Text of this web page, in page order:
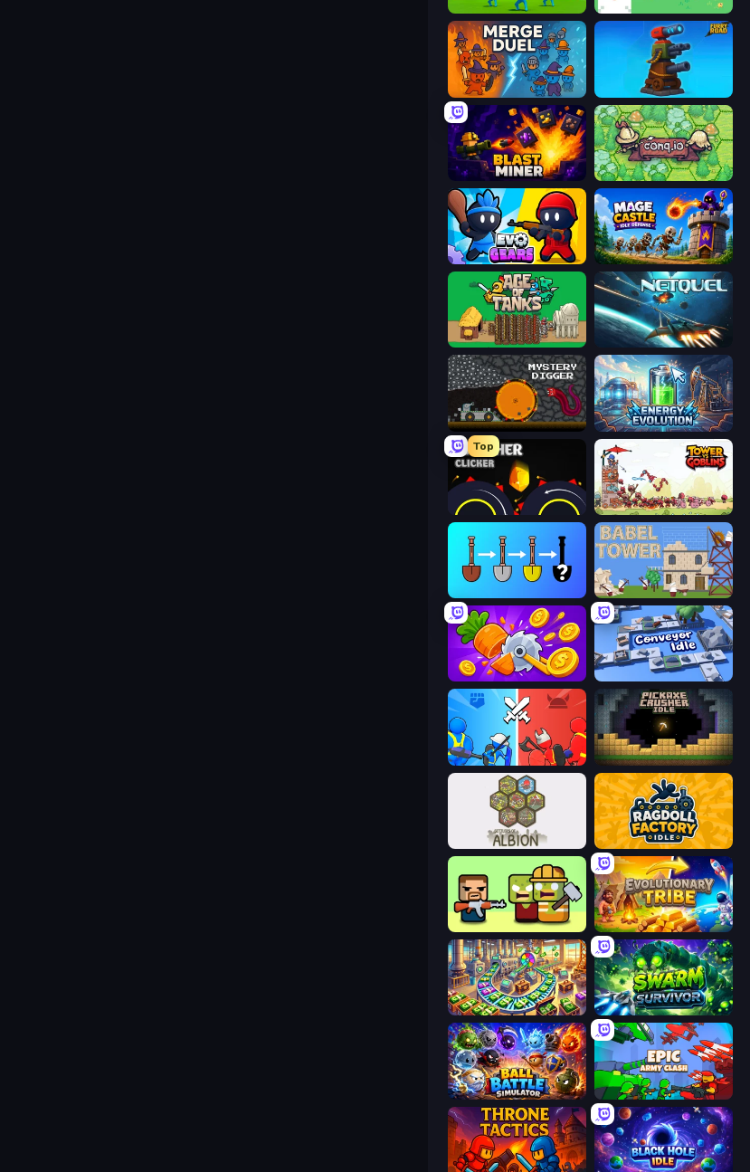
The MachinEGG
MergeDuel.io Furry Road
Blast Miner Conq.io
Evo Gears Mage Castle Idle Defense
Age of Tanks Warriors: TD War Netquel
Mystery Digger Energy Evolution
Top
Crusher Clicker Tower vs Goblins
Babel Tower
Farm Ring Idle Conveyor Idle
State Wars: Conquer Them All Pickaxe Crusher Idle
Settlers of Albion Ragdoll Factory Idle
Zombie Horde: Build & Survive Evolutionary Tribe
Money Factory: Tycoon Idle Game Swarm Survivor
Ball Battle Simulator Epic Army Clash